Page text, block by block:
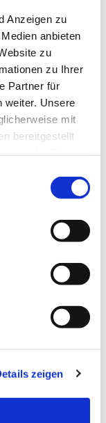
Anzeigen zu
anbieten
zu
zu Ihrer
Partner für
weiter. Unsere
mit
bereitgestellt
zeigen
GmbH für
Unternehmen